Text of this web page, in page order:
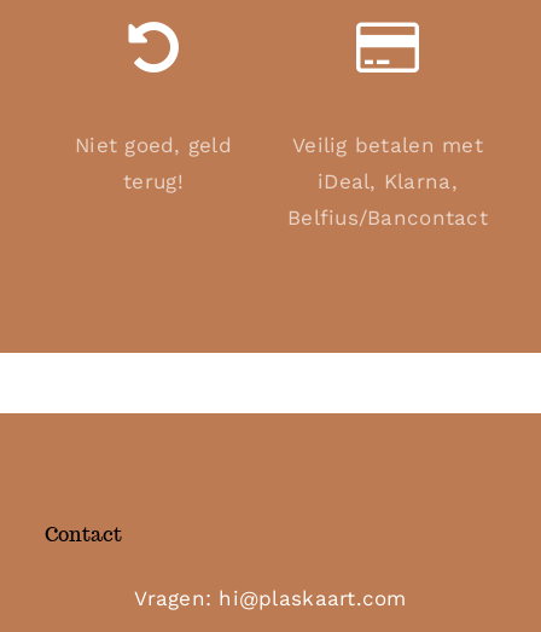
Niet goed, geld
terug!
Veilig betalen met
iDeal, Klarna,
Belfius/Bancontact
Contact
Vragen: hi@plaskaart.com